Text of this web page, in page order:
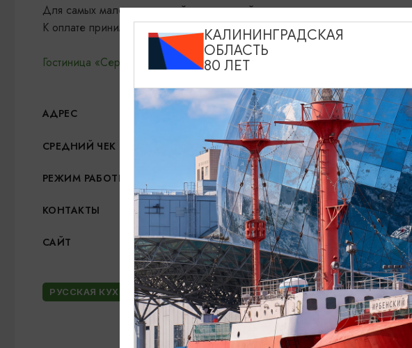
Для самых маленьких гостей есть детский уголок с аэрохоккеем,
К оплате принимаются как наличные деньги, так и банковские карты.
Гостиница «Серый гусь»
АДРЕС Багратионовск, ул. Красноармейская, 27
СРЕДНИЙ ЧЕК 1000
РЕЖИМ РАБОТЫ Пн-Чт: 10:00-22:00; Пт-Сб: 10:00- 00:00;
КОНТАКТЫ +7 (40156) 3-37-75,+7 (900) 354-04-04
САЙТ
Официальный сайт
ВКонтакте
РУССКАЯ КУХНЯ НЕМЕЦКАЯ КУХНЯ
КАЛИНИНГРАДСКАЯ
ОБЛАСТЬ
80 ЛЕТ